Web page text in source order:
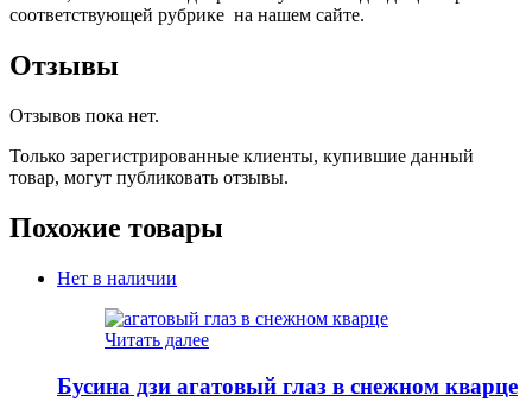
соответствующей рубрике на нашем сайте.
Отзывы
Отзывов пока нет.
Только зарегистрированные клиенты, купившие данный
товар, могут публиковать отзывы.
Похожие товары
Нет в наличии
Читать далее
Бусина дзи агатовый глаз в снежном кварце